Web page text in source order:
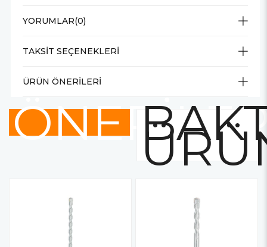
YORUMLAR(0)
TAKSIT SEÇENEKLERI
ÜRÜN ÖNERILERI